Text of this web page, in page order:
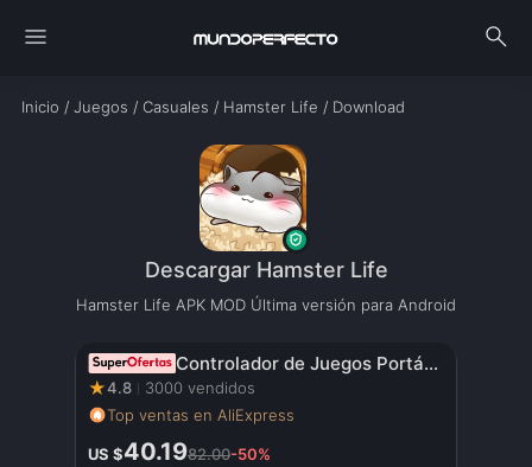
menu search
Inicio / Juegos / Casuales / Hamster Life / Download
Descargar Hamster Life
Hamster Life APK MOD Última versión para Android
Controlador de Juegos Portátil Original con Pantalla HD de 3.5 Pulgadas, Batería Recargable – Regalo de Navidad Perfecto para Gamers
★4.8
3000 vendidos
Top ventas en AliExpress
US $40.1982.00-50%